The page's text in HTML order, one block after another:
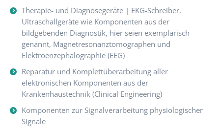
Therapie- und Diagnosegeräte | EKG-Schreiber,
Ultraschallgeräte wie Komponenten aus der
bildgebenden Diagnostik, hier seien exemplarisch
genannt, Magnetresonanztomographen und
Elektroenzephalographie (EEG)
Reparatur und Komplettüberarbeitung aller
elektronischen Komponenten aus der
Krankenhaustechnik (Clinical Engineering)
Komponenten zur Signalverarbeitung physiologischer
Signale